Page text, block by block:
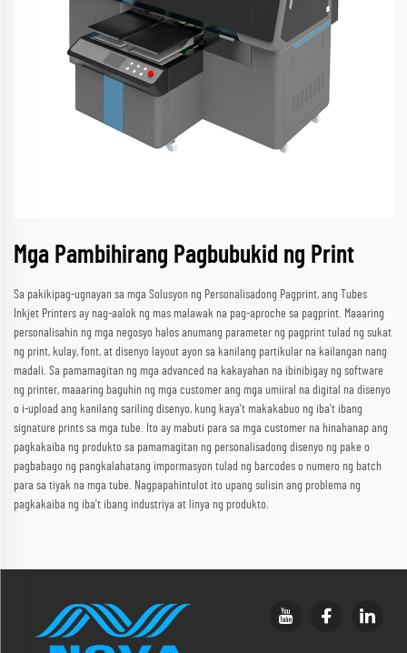
Mga Pambihirang Pagbubukid ng Print
Sa pakikipag-ugnayan sa mga Solusyon ng Personalisadong Pagprint, ang Tubes
Inkjet Printers ay nag-aalok ng mas malawak na pag-aproche sa pagprint. Maaaring
personalisahin ng mga negosyo halos anumang parameter ng pagprint tulad ng sukat
ng print, kulay, font, at disenyo layout ayon sa kanilang partikular na kailangan nang
madali. Sa pamamagitan ng mga advanced na kakayahan na ibinibigay ng software
ng printer, maaaring baguhin ng mga customer ang mga umiiral na digital na disenyo
o i-upload ang kanilang sariling disenyo, kung kaya't makakabuo ng iba't ibang
signature prints sa mga tube. Ito ay mabuti para sa mga customer na hinahanap ang
pagkakaiba ng produkto sa pamamagitan ng personalisadong disenyo ng pake o
pagbabago ng pangkalahatang impormasyon tulad ng barcodes o numero ng batch
para sa tiyak na mga tube. Nagpapahintulot ito upang sulisin ang problema ng
pagkakaiba ng iba't ibang industriya at linya ng produkto.